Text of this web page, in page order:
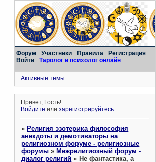
Форум Участники Правила
Регистрация
Войти
Таролог и психолог онлайн
Активные темы
Привет, Гость!
Войдите илизарегистрируйтесь.
»Религия эзотерика философия
анекдоты и демотиваторы на
религиозном форуме - религиозные
форумы »Межрелигиозный форум -
диалог религий »Не фантастика, а